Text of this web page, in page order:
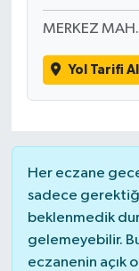
MERKEZ
Yol Tarifi Al
Her eczane
sadece
beklenmedik
gelemeyebilir.
eczanenin açık